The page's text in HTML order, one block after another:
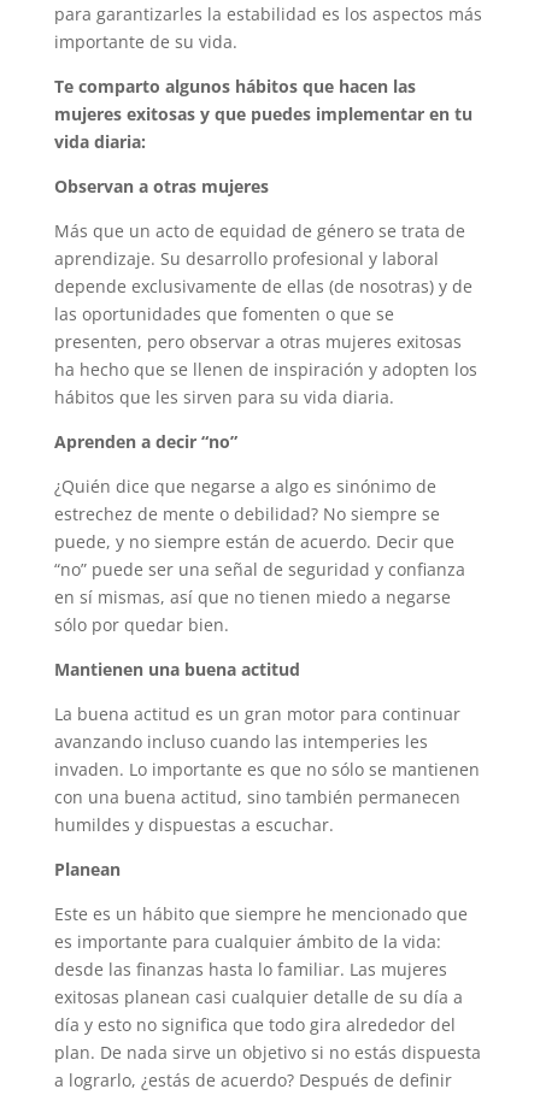
para garantizarles la estabilidad es los aspectos más
importante de su vida.
Te comparto algunos hábitos que hacen las
mujeres exitosas y que puedes implementar en tu
vida diaria:
Observan a otras mujeres
Más que un acto de equidad de género se trata de
aprendizaje. Su desarrollo profesional y laboral
depende exclusivamente de ellas (de nosotras) y de
las oportunidades que fomenten o que se
presenten, pero observar a otras mujeres exitosas
ha hecho que se llenen de inspiración y adopten los
hábitos que les sirven para su vida diaria.
Aprenden a decir “no”
¿Quién dice que negarse a algo es sinónimo de
estrechez de mente o debilidad? No siempre se
puede, y no siempre están de acuerdo. Decir que
“no” puede ser una señal de seguridad y confianza
en sí mismas, así que no tienen miedo a negarse
sólo por quedar bien.
Mantienen una buena actitud
La buena actitud es un gran motor para continuar
avanzando incluso cuando las intemperies les
invaden. Lo importante es que no sólo se mantienen
con una buena actitud, sino también permanecen
humildes y dispuestas a escuchar.
Planean
Este es un hábito que siempre he mencionado que
es importante para cualquier ámbito de la vida:
desde las finanzas hasta lo familiar. Las mujeres
exitosas planean casi cualquier detalle de su día a
día y esto no significa que todo gira alrededor del
plan. De nada sirve un objetivo si no estás dispuesta
a lograrlo, ¿estás de acuerdo? Después de definir